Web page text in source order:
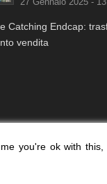
27 Gennaio 2025 -
Catching Endcap:
vendita
you're ok with